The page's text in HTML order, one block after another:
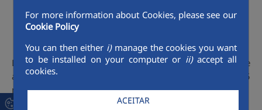
For more information about Cookies, please see our
Cookie Policy
You can then either i)manage the cookies you want
to be installed on your computer or ii)accept all
cookies.
ACEITAR
FCCenviro
Desde 1911 que a FCCenviro presta serviços municipais e
assegura a gestão integral de resíduos, servindo 83,5
milhões de pessoas em mais de 5 900 municípios.